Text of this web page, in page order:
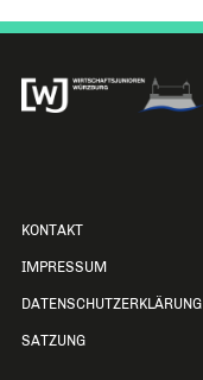
KONTAKT
IMPRESSUM
DATENSCHUTZERKLÄRUNG
SATZUNG